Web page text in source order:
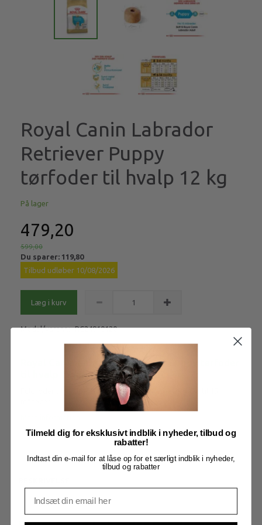
Royal Canin Labrador
Retriever Puppy
tørfoder til hvalp 12 kg
På lager
479,20
599,00
Du sparer: 119,80
Tilbud udløber 10/08/2026
Læg i kurv
Model/varenr.: RC24910120
Royal Canin Labrador Retriever Puppy tørfoder
Fuldfoder til hvalpe af racen Labrador Retriever - Op til 15
Tilmeld dig for eksklusivt indblik i nyheder, tilbud og
rabatter!
Indtast din e-mail for at låse op for et særligt indblik i nyheder,
tilbud og rabatter